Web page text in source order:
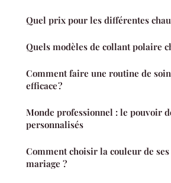
Quel prix pour les différentes
Quels modèles de collant polaire
Comment faire une routine de
efficace ?
Monde professionnel : le pouvoir
personnalisés
Comment choisir la couleur de
mariage ?